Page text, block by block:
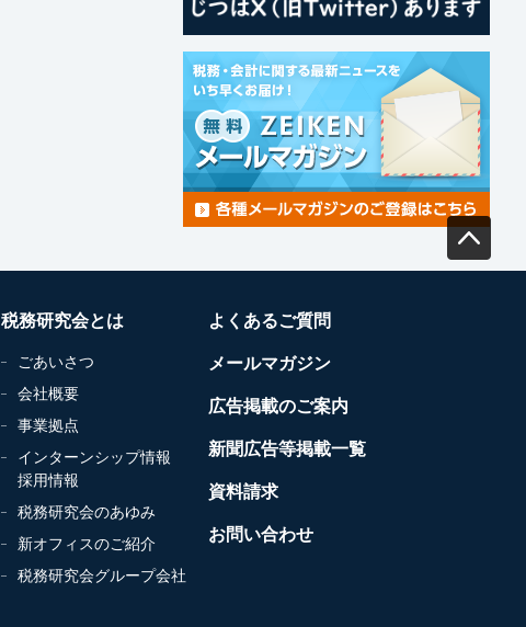
税務研究会とは
ごあいさつ
会社概要
事業拠点
インターンシップ情報
採用情報
税務研究会のあゆみ
新オフィスのご紹介
税務研究会グループ会社
よくあるご質問
メールマガジン
広告掲載のご案内
新聞広告等掲載一覧
資料請求
お問い合わせ